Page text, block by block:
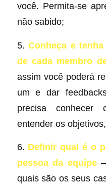
você. Permita-se
não sabido;
5.Conheça e
de cada membro
assim você poderá
um e dar
precisa conhecer
entender os
6. Definir qual é o
pessoa da equipe–
quais são os seus